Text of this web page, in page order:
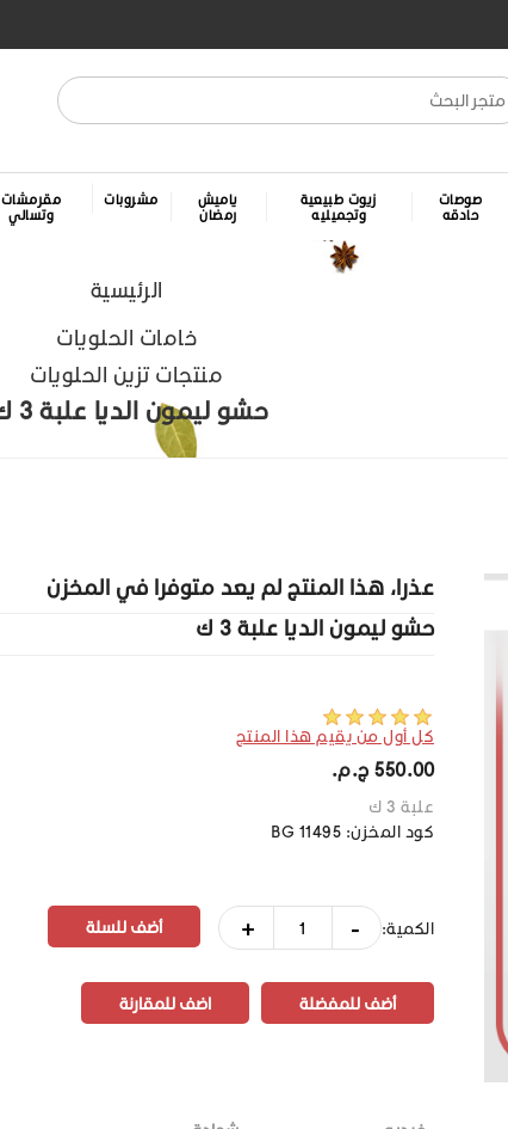
صوصات
حادقه
زيوت طبيعية
وتجميليه
ياميش
رمضان
مشروبات
مقرمشات
وتسالي
الرئيسية
خامات الحلويات
منتجات تزين الحلويات
حشو ليمون الديا علبة 3 ك
عذرا، هذا المنتج لم يعد متوفرا في المخزن
حشو ليمون الديا علبة 3 ك
كل أول من يقيم هذا المنتج
550.00 ج.م.‏
علبة 3 ك
كود المخزن: BG 11495
الكمية: -
+
أضف للمفضلة اضف للمقارنة